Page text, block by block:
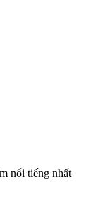
nổi tiếng nhất